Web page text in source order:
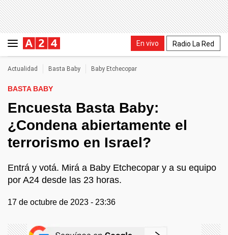
En vivo Radio La Red
Actualidad Basta Baby Baby Etchecopar
BASTA BABY
Encuesta Basta Baby:
¿Condena abiertamente el
terrorismo en Israel?
Entrá y votá. Mirá a Baby Etchecopar y a su equipo
por A24 desde las 23 horas.
17 de octubre de 2023 - 23:36